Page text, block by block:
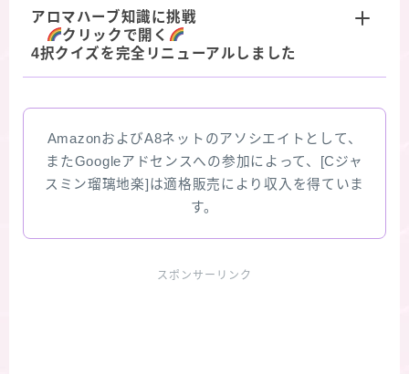
アロマハーブ知識に挑戦
クリックで開く
4択クイズを完全リニューアルしました
AmazonおよびA8ネットのアソシエイトとして、
またGoogleアドセンスへの参加によって、[Cジャ
スミン瑠璃地楽]は適格販売により収入を得ていま
す。
スポンサーリンク